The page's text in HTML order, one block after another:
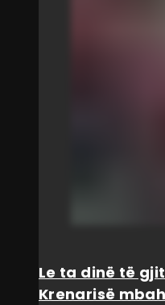
Le ta dinë të
Krenarisë